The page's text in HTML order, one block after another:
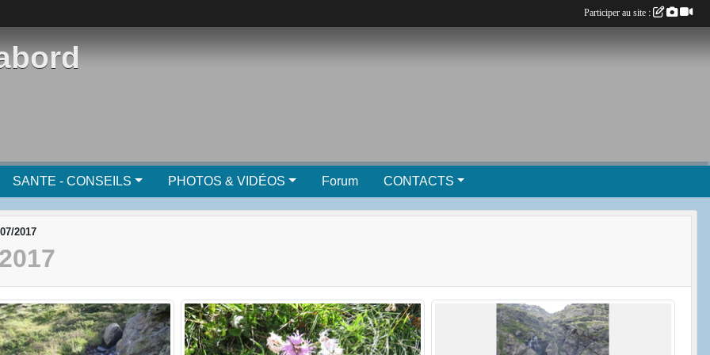
SANTE - CONSEILS PHOTOS & VIDÉOS Forum CONTACTS
2017
Participer au site :